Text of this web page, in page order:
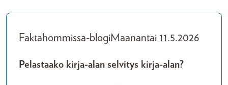
Faktahommissa-blogiMaanantai 11.5.2026
Pelastaako kirja-alan selvitys kirja-alan?